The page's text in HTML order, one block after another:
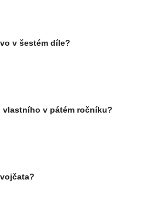
v šestém díle?
v pátém ročníku?